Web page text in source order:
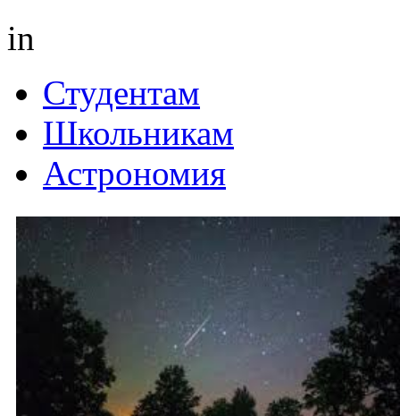
in
Студентам
Школьникам
Астрономия